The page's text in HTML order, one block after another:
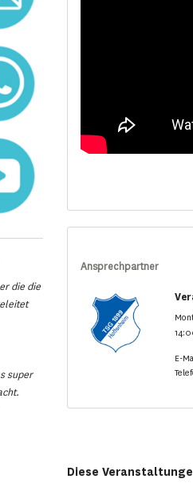
die die
super
Ansprechpartner
E-
Diese